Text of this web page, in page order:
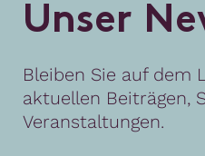
Unser Ne
Bleiben Sie auf dem
aktuellen Beiträgen,
Veranstaltungen.